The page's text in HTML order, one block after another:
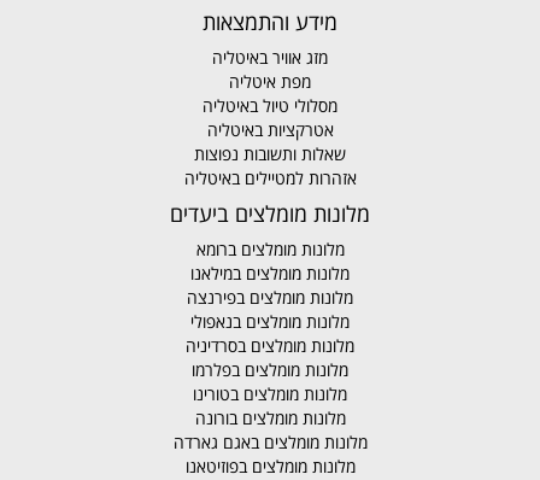
מידע והתמצאות
מזג אוויר באיטליה
מפת איטליה
מסלולי טיול באיטליה
אטרקציות באיטליה
שאלות ותשובות נפוצות
אזהרות למטיילים באיטליה
מלונות מומלצים ביעדים
מלונות מומלצים ברומא
מלונות מומלצים במילאנו
מלונות מומלצים בפירנצה
מלונות מומלצים בנאפולי
מלונות מומלצים בסרדיניה
מלונות מומלצים בפלרמו
מלונות מומלצים בטורינו
מלונות מומלצים בורונה
מלונות מומלצים באגם גארדה
מלונות מומלצים בפוזיטאנו